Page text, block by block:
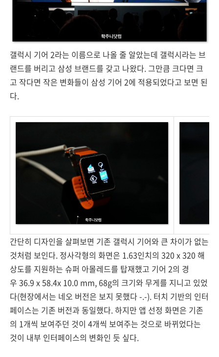
갤럭시 기어 2라는 이름으로 나올 줄 알았는데 갤럭시라는 브
랜드를 버리고 삼성 브랜드를 갖고 나왔다. 그만큼 크다면 크
고 작다면 작은 변화들이 삼성 기어 2에 적용되었다고 보면 된
다.
간단히 디자인을 살펴보면 기존 갤럭시 기어와 큰 차이가 없는
것처럼 보인다. 정사각형의 화면은 1.63인치의 320 x 320 해
상도를 지원하는 슈퍼 아몰레드를 탑재했고 기어 2의 경
우 36.9 x 58.4x 10.0 mm, 68g의 크기와 무게를 지니고 있었
다(현장에서는 네오 버전은 보지 못했다 -.-). 터치 기반의 인터
페이스는 기존 버전과 동일했다. 하지만 앱 선정 화면은 기존
의 1개씩 보여주던 것이 4개씩 보여주는 것으로 바뀌었다는
것이 내부 인터페이스의 변화인 듯 싶다.